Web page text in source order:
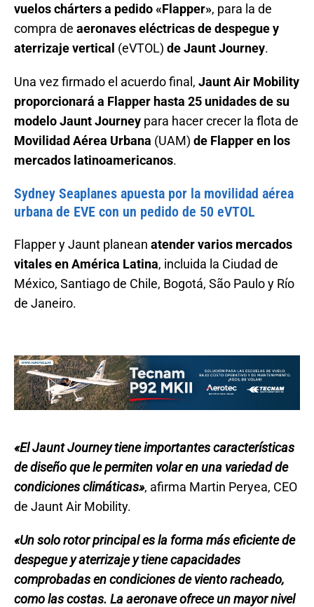
vuelos chárters a pedido «Flapper», para la de
compra de aeronaves eléctricas de despegue y
aterrizaje vertical (eVTOL) de Jaunt Journey.
Una vez firmado el acuerdo final, Jaunt Air Mobility
proporcionará a Flapper hasta 25 unidades de su
modelo Jaunt Journey para hacer crecer la flota de
Movilidad Aérea Urbana (UAM) de Flapper en los
mercados latinoamericanos.
Sydney Seaplanes apuesta por la movilidad aérea
urbana de EVE con un pedido de 50 eVTOL
Flapper y Jaunt planean atender varios mercados
vitales en América Latina, incluida la Ciudad de
México, Santiago de Chile, Bogotá, São Paulo y Río
de Janeiro.
«El Jaunt Journey tiene importantes características
de diseño que le permiten volar en una variedad de
condiciones climáticas», afirma Martin Peryea, CEO
de Jaunt Air Mobility.
«Un solo rotor principal es la forma más eficiente de
despegue y aterrizaje y tiene capacidades
comprobadas en condiciones de viento racheado,
como las costas. La aeronave ofrece un mayor nivel